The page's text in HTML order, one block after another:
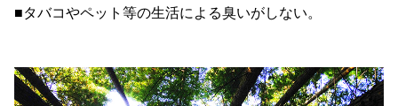
■タバコやペット等の生活による臭いがしない。